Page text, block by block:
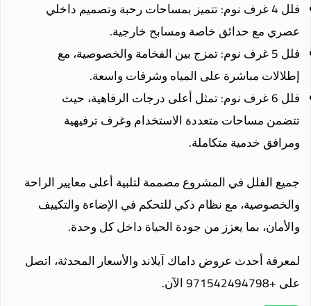
فلل 4 غرف نوم: تتميز بمساحات رحبة وتصميم داخلي
عصري مع حدائق خاصة ومسابح خارجية.
فلل 5 غرف نوم: تمزج بين الفخامة والخصوصية، مع
إطلالات مباشرة على المياه وشرفات واسعة.
فلل 6 غرف نوم: تمثل أعلى درجات الرفاهية، حيث
تتضمن مساحات متعددة الاستخدام وغرف ترفيهية
ومرافق خدمية متكاملة.
جميع الفلل في المشروع مصممة لتلبية أعلى معايير الراحة
والخصوصية، مع نظام ذكي للتحكم في الإضاءة والتكييف
والأمان، بما يعزز من جودة الحياة داخل كل وحدة.
لمعرفة أحدث عروض داماك آيلاند والأسعار المحدثة، اتصل
على +971542494798 الآن.